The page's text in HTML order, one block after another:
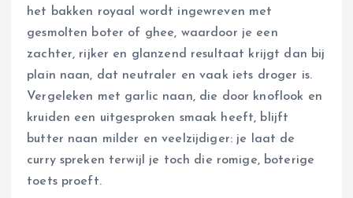
het bakken royaal wordt ingewreven met
gesmolten boter of ghee, waardoor je een
zachter, rijker en glanzend resultaat krijgt dan bij
plain naan, dat neutraler en vaak iets droger is.
Vergeleken met garlic naan, die door knoflook en
kruiden een uitgesproken smaak heeft, blijft
butter naan milder en veelzijdiger: je laat de
curry spreken terwijl je toch die romige, boterige
toets proeft.